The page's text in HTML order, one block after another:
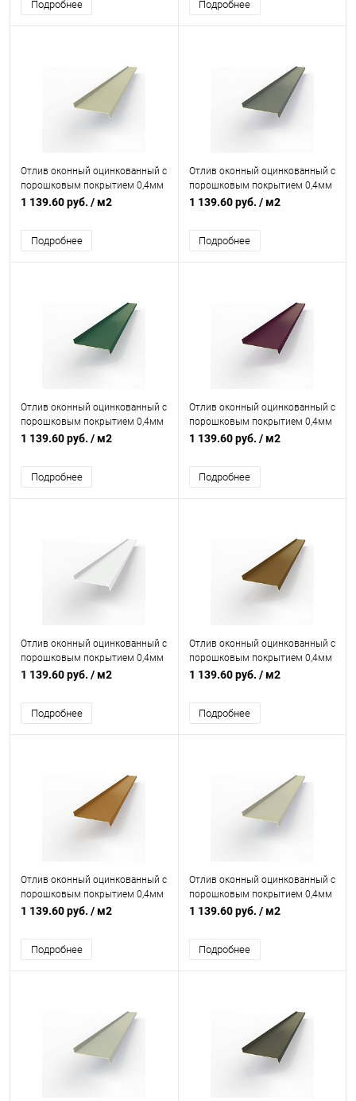
Подробнее Подробнее
Отлив оконный оцинкованный c
порошковым покрытием 0,4мм
RAL 7032
1 139.60 руб. / м2
Подробнее
Отлив оконный оцинкованный c
порошковым покрытием 0,4мм
RAL 7005
1 139.60 руб. / м2
Подробнее
Отлив оконный оцинкованный c
порошковым покрытием 0,4мм
RAL 6028
1 139.60 руб. / м2
Подробнее
Отлив оконный оцинкованный c
порошковым покрытием 0,4мм
RAL 4007
1 139.60 руб. / м2
Подробнее
Отлив оконный оцинкованный c
порошковым покрытием 0,4мм
RAL 9003
1 139.60 руб. / м2
Подробнее
Отлив оконный оцинкованный c
порошковым покрытием 0,4мм
RAL 8008
1 139.60 руб. / м2
Подробнее
Отлив оконный оцинкованный c
порошковым покрытием 0,4мм
RAL 8001
1 139.60 руб. / м2
Подробнее
Отлив оконный оцинкованный c
порошковым покрытием 0,4мм
RAL 7044
1 139.60 руб. / м2
Подробнее